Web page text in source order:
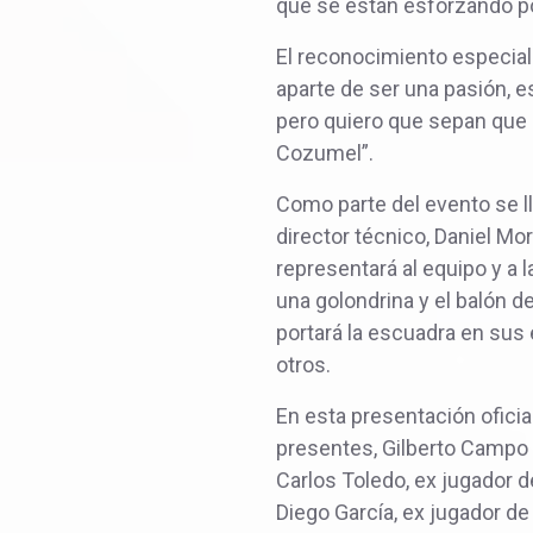
que se están esforzando
El reconocimiento
aparte de ser una pasión,
pero quiero que sepan
Cozumel”.
Como parte del evento se
director técnico, Daniel
representará al equipo y a
una golondrina y el balón
portará la escuadra en
otros.
En esta presentación
presentes, Gilberto
Carlos Toledo, ex jugador
Diego García, ex jugador